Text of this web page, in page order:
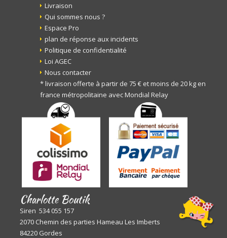
Livraison
Qui sommes nous ?
Espace Pro
plan de réponse aux incidents
Politique de confidentialité
Loi AGEC
Nous contacter
* livraison offerte à partir de 75 € et moins de 20 kg en
france métropolitaine avec Mondial Relay
Charlotte Boutik
Siren 534 055 157
2070 Chemin des parties Hameau Les Imberts
84220 Gordes